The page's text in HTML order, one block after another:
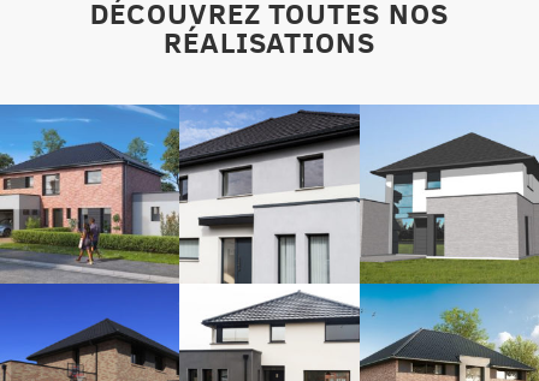
DÉCOUVREZ TOUTES NOS
RÉALISATIONS